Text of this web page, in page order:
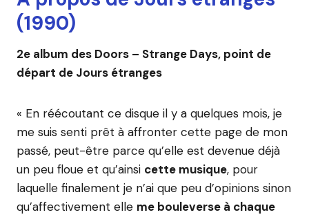
(1990)
2e album des Doors – Strange Days, point de
départ de Jours étranges
« En réécoutant ce disque il y a quelques mois, je
me suis senti prêt à affronter cette page de mon
passé, peut-être parce qu’elle est devenue déjà
un peu floue et qu’ainsi cette musique, pour
laquelle finalement je n’ai que peu d’opinions sinon
qu’affectivement elle me bouleverse à chaque